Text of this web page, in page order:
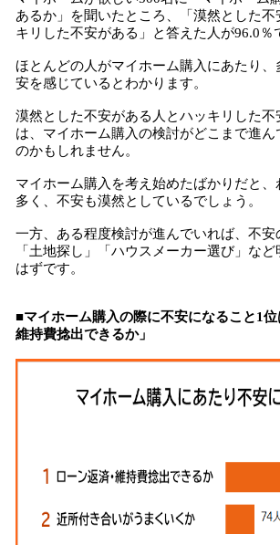
あるか」を聞いたところ、「漠然とした不
キリした不安がある」と答えた人が96.0％
ほとんどの人がマイホーム購入にあたり、
安を感じているとわかります。
漠然とした不安がある人とハッキリした不
は、マイホーム購入の検討がどこまで進ん
のかもしれません。
マイホーム購入を考え始めたばかりだと
多く、不安も漠然としているでしょう。
一方、ある程度検討が進んでいれば、不安
「土地探し」「ハウスメーカー選び」な
はずです。
■マイホーム購入の際に不安になること1位
維持費捻出できるか」